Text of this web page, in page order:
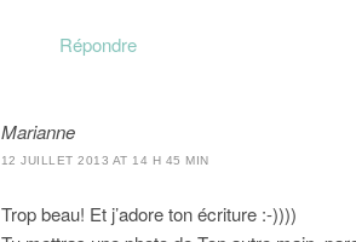
Répondre
Marianne
12 JUILLET 2013 AT 14 H 45 MIN
Trop beau! Et j’adore ton écriture :-))))